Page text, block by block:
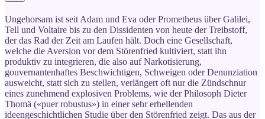
Ungehorsam ist seit Adam und Eva oder Prometheus über Galilei,
Tell und Voltaire bis zu den Dissidenten von heute der Treibstoff,
der das Rad der Zeit am Laufen hält. Doch eine Gesellschaft,
welche die Aversion vor dem Störenfried kultiviert, statt ihn
produktiv zu integrieren, die also auf Narkotisierung,
gouvernantenhaftes Beschwichtigen, Schweigen oder Denunziation
ausweicht, statt sich zu stellen, verlängert oft nur die Zündschnur
eines zunehmend explosiven Problems, wie der Philosoph Dieter
Thomä («puer robustus») in einer sehr erhellenden
ideengeschichtlichen Studie über den Störenfried zeigt. Das aus der